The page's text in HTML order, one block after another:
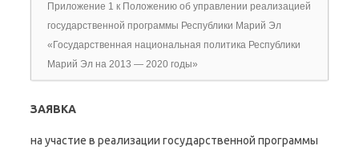
Приложение 1 к Положению об управлении реализацией
государственной программы Республики Марий Эл
«Государственная национальная политика Республики
Марий Эл на 2013 — 2020 годы»
ЗАЯВКА
на участие в реализации государственной программы